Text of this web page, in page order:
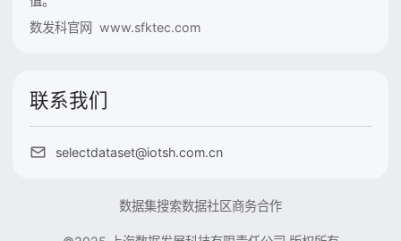
数发科官网 www.sfktec.com
联系我们
selectdataset@iotsh.com.cn
数据集搜索数据社区商务合作